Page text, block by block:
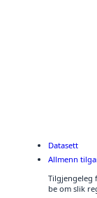
Datasett
Allmenn
Tilgjengeleg
be om slik